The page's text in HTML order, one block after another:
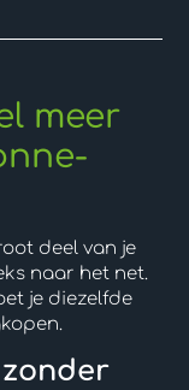
meer
deel van je
naar het net.
je diezelfde